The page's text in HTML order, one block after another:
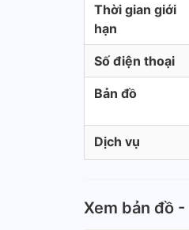
Thời gian giới
hạn
Số điện thoại
Bản đồ
Dịch vụ
Xem bản đồ